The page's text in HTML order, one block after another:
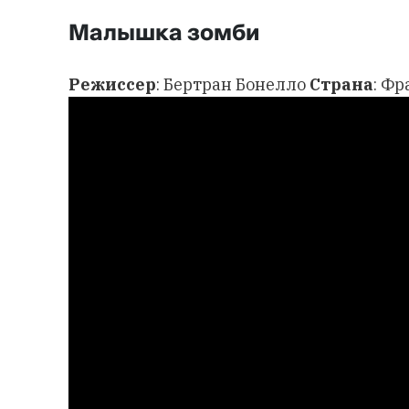
Малышка зомби
Режиссер: Бертран Бонелло Страна: